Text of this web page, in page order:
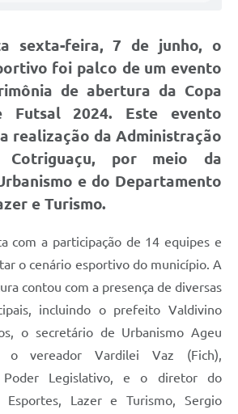
sexta-feira, 7 de junho, o
foi palco de um evento
de abertura da Copa
Futsal 2024. Este evento
realização da Administração
Cotriguaçu, por meio da
e do Departamento
e Turismo.
com a participação de 14 equipes e
o cenário esportivo do município. A
contou com a presença de diversas
incluindo o prefeito Valdivino
o secretário de Urbanismo Ageu
o vereador Vardilei Vaz (Fich),
Poder Legislativo, e o diretor do
Esportes, Lazer e Turismo, Sergio